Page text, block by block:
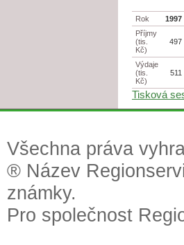
Rok 1997
Příjmy
(tis.
Kč)
497
Výdaje
(tis.
Kč)
511
Tisková
Všechna práva
® Název
známky.
Pro společnost